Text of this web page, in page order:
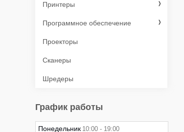
Принтеры
Программное обеспечение
Проекторы
Сканеры
Шредеры
График работы
Понедельник 10:00 19:00